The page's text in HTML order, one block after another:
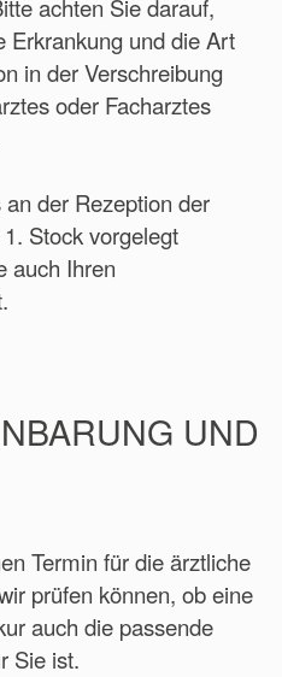
achten Sie darauf,
Erkrankung und die Art
in der Verschreibung
oder Facharztes
der Rezeption der
Stock vorgelegt
auch Ihren
UND
Termin für die ärztliche
prüfen können, ob eine
auch die passende
Sie ist.